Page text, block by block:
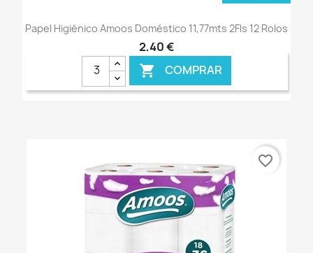
Papel Higiénico Amoos Doméstico 11,77mts 2Fls 12 Rolos
2,40 €
 COMPRAR
favorite_border